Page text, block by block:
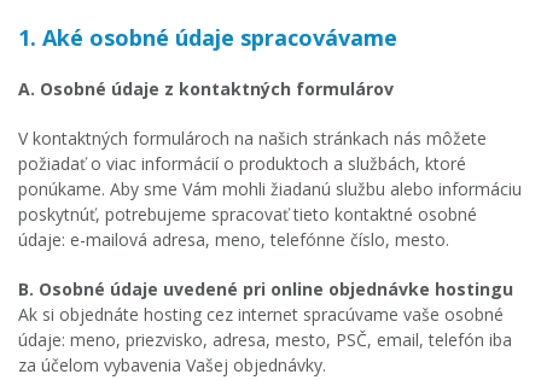
1. Aké osobné údaje spracovávame
A. Osobné údaje z kontaktných formulárov
V kontaktných formulároch na našich stránkach nás môžete
požiadať o viac informácií o produktoch a službách, ktoré
ponúkame. Aby sme Vám mohli žiadanú službu alebo informáciu
poskytnúť, potrebujeme spracovať tieto kontaktné osobné
údaje: e-mailová adresa, meno, telefónne číslo, mesto.
B. Osobné údaje uvedené pri online objednávke hostingu
Ak si objednáte hosting cez internet spracúvame vaše osobné
údaje: meno, priezvisko, adresa, mesto, PSČ, email, telefón iba
za účelom vybavenia Vašej objednávky.